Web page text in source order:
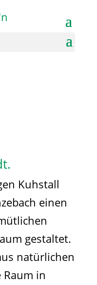
Kuhstall
einen
gestaltet.
natürlichen
in